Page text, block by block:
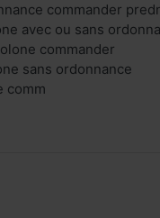
commander
avec ou sans
commander
sans ordonnance
comm